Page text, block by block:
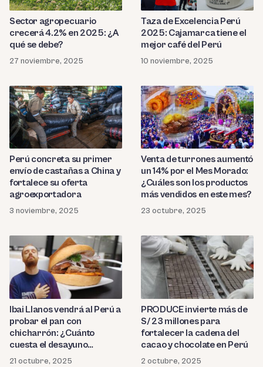
Sector agropecuario
crecerá 4.2% en 2025: ¿A
qué se debe?
27 noviembre, 2025
Taza de Excelencia Perú
2025: Cajamarca tiene el
mejor café del Perú
10 noviembre, 2025
Perú concreta su primer
envío de castañas a China y
fortalece su oferta
agroexportadora
3 noviembre, 2025
Venta de turrones aumentó
un 14% por el Mes Morado:
¿Cuáles son los productos
más vendidos en este mes?
23 octubre, 2025
Ibai Llanos vendrá al Perú a
probar el pan con
chicharrón: ¿Cuánto
cuesta el desayuno
campeón?
21 octubre, 2025
PRODUCE invierte más de
S/ 23 millones para
fortalecer la cadena del
cacao y chocolate en Perú
2 octubre, 2025